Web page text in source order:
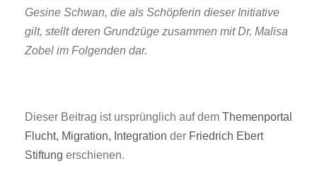
Gesine Schwan, die als Schöpferin dieser Initiative
gilt, stellt deren Grundzüge zusammen mit Dr. Malisa
Zobel im Folgenden dar.
Dieser Beitrag ist ursprünglich auf dem Themenportal
Flucht, Migration, Integration der Friedrich Ebert
Stiftung erschienen.